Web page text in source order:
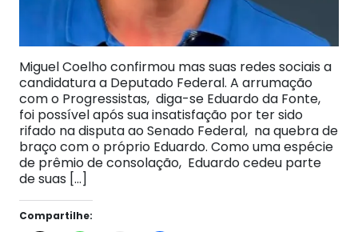
Miguel Coelho confirmou mas suas redes sociais a
candidatura a Deputado Federal. A arrumação
com o Progressistas, diga-se Eduardo da Fonte,
foi possível após sua insatisfação por ter sido
rifado na disputa ao Senado Federal, na quebra de
braço com o próprio Eduardo. Como uma espécie
de prêmio de consolação, Eduardo cedeu parte
de suas […]
Compartilhe: